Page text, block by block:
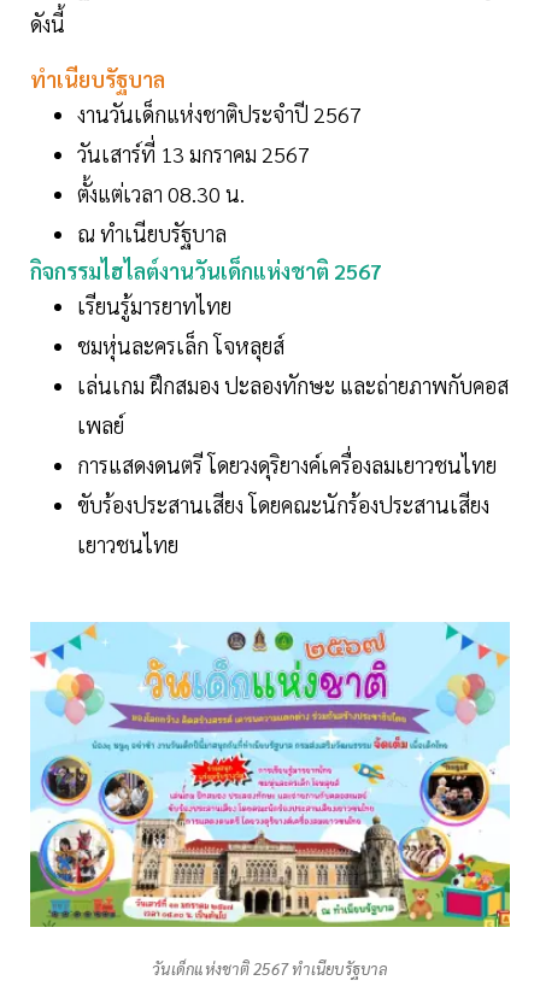
ดังนี้
ทำเนียบรัฐบาล
งานวันเด็กแห่งชาติประจำปี 2567
วันเสาร์ที่ 13 มกราคม 2567
ตั้งแต่เวลา 08.30 น.
ณ ทำเนียบรัฐบาล
กิจกรรมไฮไลต์งานวันเด็กแห่งชาติ 2567
เรียนรู้มารยาทไทย
ชมหุ่นละครเล็ก โจหลุยส์
เล่นเกม ฝึกสมอง ปะลองทักษะ และถ่ายภาพกับคอส
เพลย์
การแสดงดนตรี โดยวงดุริยางค์เครื่องลมเยาวชนไทย
ขับร้องประสานเสียง โดยคณะนักร้องประสานเสียง
เยาวชนไทย
วันเด็กแห่งชาติ 2567 ทำเนียบรัฐบาล